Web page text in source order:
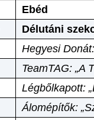
Ebéd
Délutáni
Hegyesi
TeamTAG: „A
Légbőlkapott:
Álomépítők: